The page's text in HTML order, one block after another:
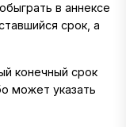
в аннексе
срок, а
конечный срок
может указать